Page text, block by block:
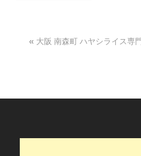
投
ビ
ー
大阪 南森町 ハヤシライス専